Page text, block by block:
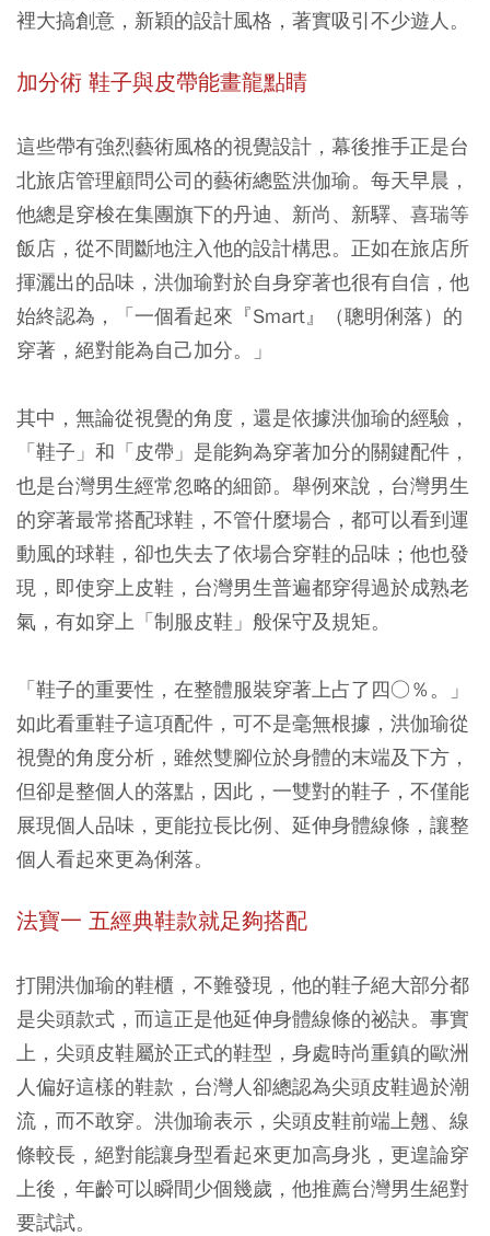
裡大搞創意，新穎的設計風格，著實吸引不少遊人。
加分術 鞋子與皮帶能畫龍點睛
這些帶有強烈藝術風格的視覺設計，幕後推手正是台
北旅店管理顧問公司的藝術總監洪伽瑜。每天早晨，
他總是穿梭在集團旗下的丹迪、新尚、新驛、喜瑞等
飯店，從不間斷地注入他的設計構思。正如在旅店所
揮灑出的品味，洪伽瑜對於自身穿著也很有自信，他
始終認為，「一個看起來『Smart』（聰明俐落）的
穿著，絕對能為自己加分。」
其中，無論從視覺的角度，還是依據洪伽瑜的經驗，
「鞋子」和「皮帶」是能夠為穿著加分的關鍵配件，
也是台灣男生經常忽略的細節。舉例來說，台灣男生
的穿著最常搭配球鞋，不管什麼場合，都可以看到運
動風的球鞋，卻也失去了依場合穿鞋的品味；他也發
現，即使穿上皮鞋，台灣男生普遍都穿得過於成熟老
氣，有如穿上「制服皮鞋」般保守及規矩。
「鞋子的重要性，在整體服裝穿著上占了四○％。」
如此看重鞋子這項配件，可不是毫無根據，洪伽瑜從
視覺的角度分析，雖然雙腳位於身體的末端及下方，
但卻是整個人的落點，因此，一雙對的鞋子，不僅能
展現個人品味，更能拉長比例、延伸身體線條，讓整
個人看起來更為俐落。
法寶一 五經典鞋款就足夠搭配
打開洪伽瑜的鞋櫃，不難發現，他的鞋子絕大部分都
是尖頭款式，而這正是他延伸身體線條的祕訣。事實
上，尖頭皮鞋屬於正式的鞋型，身處時尚重鎮的歐洲
人偏好這樣的鞋款，台灣人卻總認為尖頭皮鞋過於潮
流，而不敢穿。洪伽瑜表示，尖頭皮鞋前端上翹、線
條較長，絕對能讓身型看起來更加高身兆，更遑論穿
上後，年齡可以瞬間少個幾歲，他推薦台灣男生絕對
要試試。